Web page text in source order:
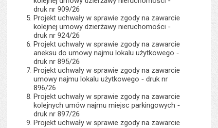
druk nr 909/26
Projekt uchwały w sprawie zgody na zawarcie
kolejnej umowy dzierżawy nieruchomości -
druk nr 924/26
Projekt uchwały w sprawie zgody na zawarcie
aneksu do umowy najmu lokalu użytkowego -
druk nr 895/26
Projekt uchwały w sprawie zgody na zawarcie
umowy najmu lokalu użytkowego - druk nr
896/26
Projekt uchwały w sprawie zgody na zawarcie
kolejnych umów najmu miejsc parkingowych -
druk nr 897/26
Projekt uchwały w sprawie zgody na zawarcie